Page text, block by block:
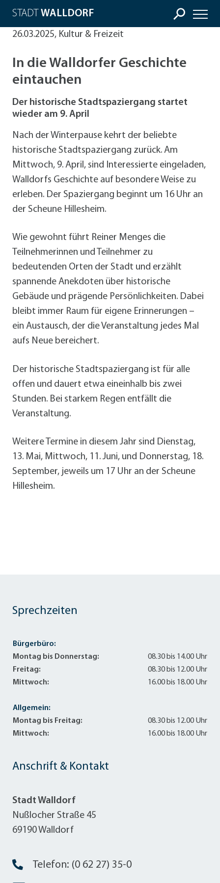
STADT WALLDORF
26.03.2025, Kultur & Freizeit
In die Walldorfer Geschichte
eintauchen
Der historische Stadtspaziergang startet
wieder am 9. April
Nach der Winterpause kehrt der beliebte
historische Stadtspaziergang zurück. Am
Mittwoch, 9. April, sind Interessierte eingeladen,
Walldorfs Geschichte auf besondere Weise zu
erleben. Der Spaziergang beginnt um 16 Uhr an
der Scheune Hillesheim.
Wie gewohnt führt Reiner Menges die
Teilnehmerinnen und Teilnehmer zu
bedeutenden Orten der Stadt und erzählt
spannende Anekdoten über historische
Gebäude und prägende Persönlichkeiten. Dabei
bleibt immer Raum für eigene Erinnerungen –
ein Austausch, der die Veranstaltung jedes Mal
aufs Neue bereichert.
Der historische Stadtspaziergang ist für alle
offen und dauert etwa eineinhalb bis zwei
Stunden. Bei starkem Regen entfällt die
Veranstaltung.
Weitere Termine in diesem Jahr sind Dienstag,
13. Mai, Mittwoch, 11. Juni, und Donnerstag, 18.
September, jeweils um 17 Uhr an der Scheune
Hillesheim.
Anschrift & Kontakt
Stadt Walldorf
Nußlocher Straße 45
69190 Walldorf
Telefon: (0 62 27) 35-0
Sprechzeiten
Bürgerbüro:
Montag bis Donnerstag:
08.30 bis 14.00 Uhr
Freitag:
08.30 bis 12.00 Uhr
Mittwoch:
16.00 bis 18.00 Uhr
Allgemein:
Montag bis Freitag:
08.30 bis 12.00 Uhr
Mittwoch:
16.00 bis 18.00 Uhr